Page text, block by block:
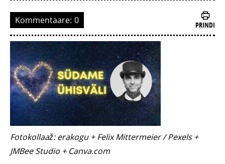
Kommentaare: 0 PRINDI
Fotokollaaž: erakogu + Felix Mittermeier / Pexels +
JMBee Studio + Canva.com